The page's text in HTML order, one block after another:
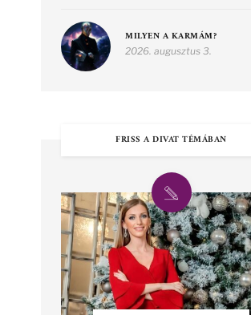
MILYEN A KARMÁM?
2026. augusztus 3.
FRISS A DIVAT TÉMÁBAN